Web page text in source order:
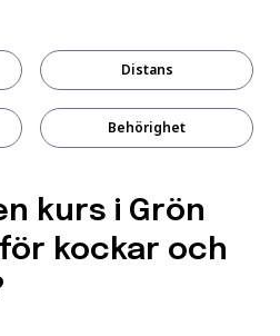
Distans
Behörighet
kurs i Grön
kockar och